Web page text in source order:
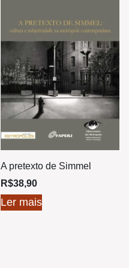
A pretexto de Simmel
R$38,90
Ler mais